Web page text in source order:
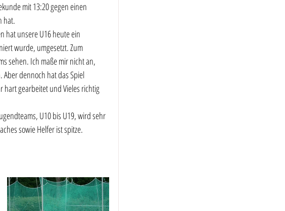
mit 13:20 gegen einen
hat.
hat unsere U16 heute ein
wurde, umgesetzt. Zum
sehen. Ich maße mir nicht an,
Aber dennoch hat das Spiel
hart gearbeitet und Vieles richtig
U10 bis U19, wird sehr
sowie Helfer ist spitze.